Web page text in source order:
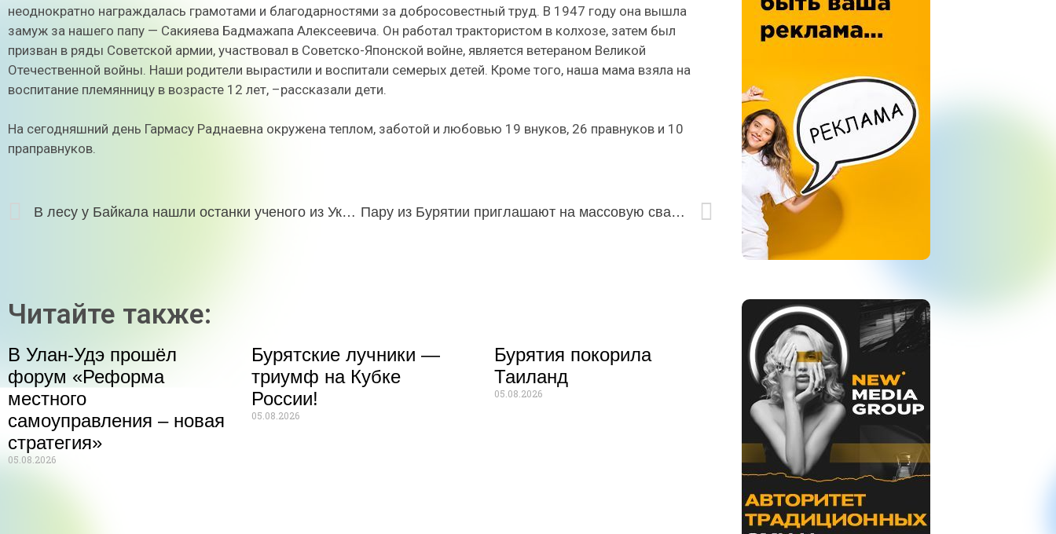
неоднократно награждалась грамотами и благодарностями за добросовестный труд. В 1947 году она вышла
замуж за нашего папу — Сакияева Бадмажапа Алексеевича. Он работал трактористом в колхозе, затем был
призван в ряды Советской армии, участвовал в Советско-Японской войне, является ветераном Великой
Отечественной войны. Наши родители вырастили и воспитали семерых детей. Кроме того, наша мама взяла на
воспитание племянницу в возрасте 12 лет, –рассказали дети.
На сегодняшний день Гармасу Раднаевна окружена теплом, заботой и любовью 19 внуков, 26 правнуков и 10
праправнуков.
В лесу у Байкала нашли останки ученого из Украины Пару из Бурятии приглашают на массовую свадьбу в Москве
Читайте также:
В Улан-Удэ прошёл
форум «Реформа
местного
самоуправления – новая
стратегия»
05.08.2026
Бурятские лучники —
триумф на Кубке
России!
05.08.2026
Бурятия покорила
Таиланд
05.08.2026